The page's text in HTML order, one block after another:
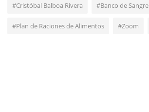
#Cristóbal Balboa Rivera #Banco de Sangre
#Plan de Raciones de Alimentos #Zoom